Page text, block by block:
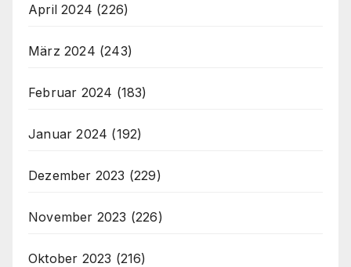
April 2024 (226)
März 2024 (243)
Februar 2024 (183)
Januar 2024 (192)
Dezember 2023 (229)
November 2023 (226)
Oktober 2023 (216)